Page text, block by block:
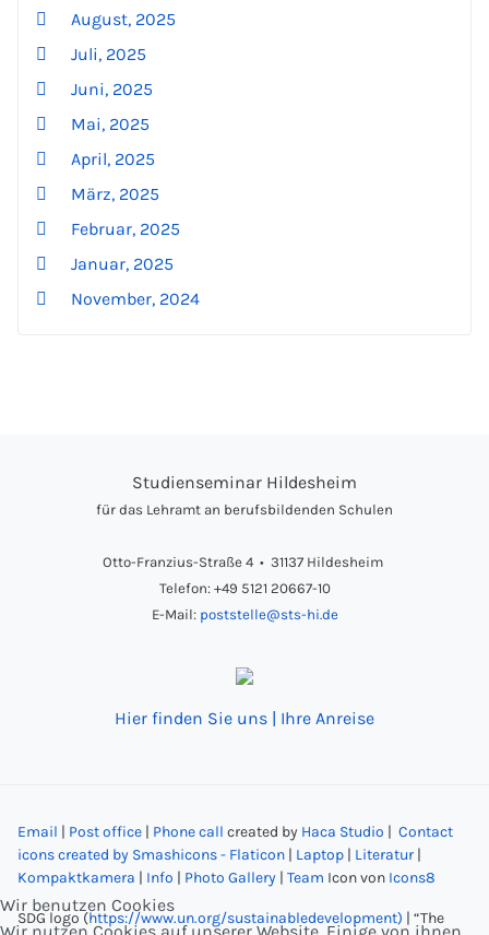
August, 2025
Juli, 2025
Juni, 2025
Mai, 2025
April, 2025
März, 2025
Februar, 2025
Januar, 2025
November, 2024
Studienseminar Hildesheim
für das Lehramt an berufsbildenden Schulen
Otto-Franzius-Straße 4 • 31137 Hildesheim
Telefon: +49 5121 20667-10
E-Mail: poststelle@sts-hi.de
Hier finden Sie uns | Ihre Anreise
Email | Post office | Phone call created by Haca Studio | Contact
icons created by Smashicons - Flaticon | Laptop | Literatur |
Kompaktkamera | Info | Photo Gallery | Team Icon von Icons8
SDG logo (https://www.un.org/sustainabledevelopment) | “The
Wir benutzen Cookies